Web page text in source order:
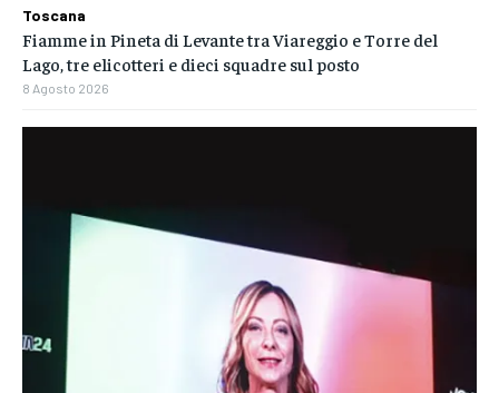
Toscana
Fiamme in Pineta di Levante tra Viareggio e Torre del
Lago, tre elicotteri e dieci squadre sul posto
8 Agosto 2026